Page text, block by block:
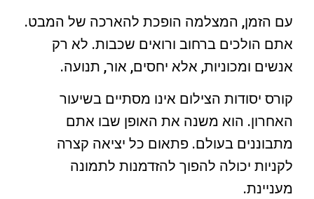
עם הזמן, המצלמה הופכת להארכה של המבט.
אתם הולכים ברחוב ורואים שכבות. לא רק
אנשים ומכוניות, אלא יחסים, אור, תנועה.
קורס יסודות הצילום אינו מסתיים בשיעור
האחרון. הוא משנה את האופן שבו אתם
מתבוננים בעולם. פתאום כל יציאה קצרה
לקניות יכולה להפוך להזדמנות לתמונה
מעניינת.